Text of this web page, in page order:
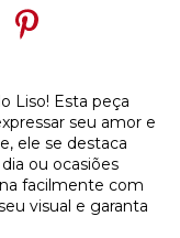
Liso! Esta peça
seu amor e
ele se destaca
ou ocasiões
facilmente com
visual e garanta